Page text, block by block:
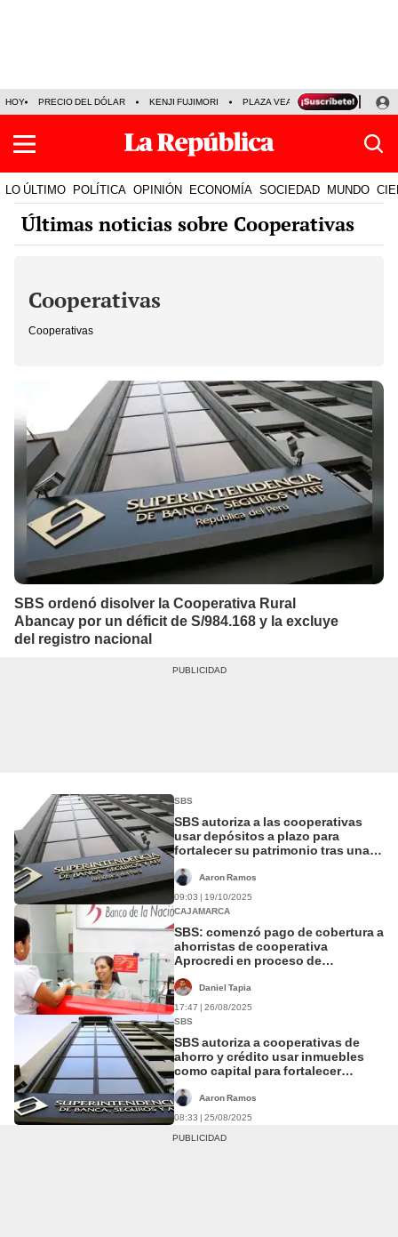
HOY PRECIO DEL DÓLAR KENJI FUJIMORI PLAZA VEA FERIADOS
LO ÚLTIMO POLÍTICA OPINIÓN ECONOMÍA SOCIEDAD MUNDO
Últimas noticias sobre Cooperativas
Cooperativas
Cooperativas
SBS ordenó disolver la Cooperativa Rural
Abancay por un déficit de S/984.168 y la excluye
del registro nacional
SBS
SBS autoriza a las cooperativas
usar depósitos a plazo para
fortalecer su patrimonio tras una
Aaron Ramos
09:03 | 19/10/2025
CAJAMARCA
SBS: comenzó pago de cobertura a
ahorristas de cooperativa
Aprocredi en proceso de
Daniel Tapia
17:47 | 26/08/2025
SBS
SBS autoriza a cooperativas de
ahorro y crédito usar inmuebles
como capital para fortalecer
Aaron Ramos
08:33 | 25/08/2025